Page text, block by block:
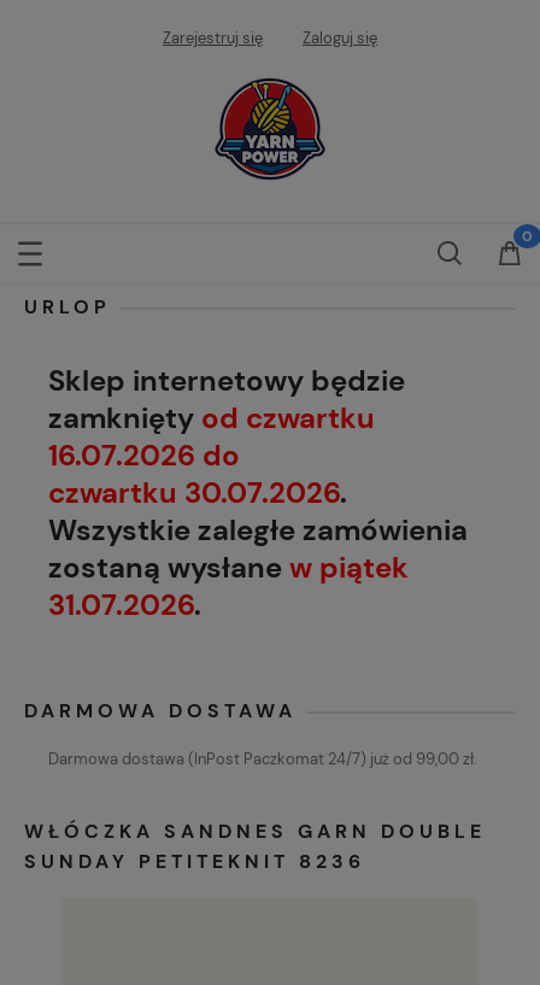
Zarejestruj się Zaloguj się
URLOP
Sklep internetowy będzie
zamknięty od czwartku
16.07.2026 do
czwartku 30.07.2026.
Wszystkie zaległe zamówienia
zostaną wysłanew piątek
31.07.2026.
DARMOWA DOSTAWA
Darmowa dostawa (InPost Paczkomat 24/7) już od 99,00 zł.
WŁÓCZKA SANDNES GARN DOUBLE
SUNDAY PETITEKNIT 8236